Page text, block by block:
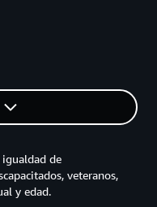
de
veteranos,
y edad.